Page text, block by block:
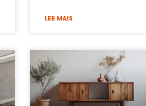
LER MAIS